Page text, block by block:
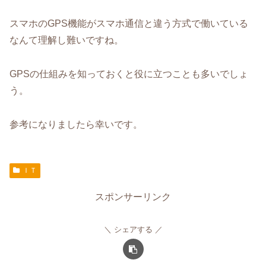
スマホのGPS機能がスマホ通信と違う方式で働いている
なんて理解し難いですね。
GPSの仕組みを知っておくと役に立つことも多いでしょ
う。
参考になりましたら幸いです。
ＩＴ
スポンサーリンク
シェアする